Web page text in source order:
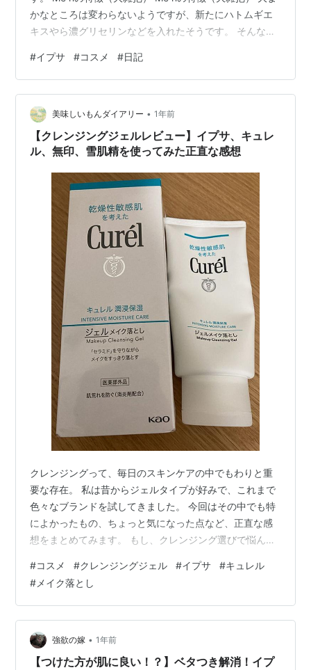
かなところは変わらないようですが、新たにハトムギエ
キスやら濃グリセリンなどを入れたそうです。 そんな説
リン系も乾燥したりニキビができたりするんですよ
ね...。 これまで色々なスキンケアを試してニキビができ
たり乾燥したりしてきてようやく辿り着いたイプサなの
で、これで使えなくなったらショックすぎる...。 何はと
もあれ3日間試してみました。 私は8.7.4番を試しまし
た。 以前のMe…
#イプサ #コスメ #日記
美味しいもんダイアリー • 1年前
【クレンジングジェルレビュー】イプサ、キュレ
ル、無印、雪肌精を使ってみた正直な感想
クレンジングって、毎日のスキンケアの中でもわりと重
要な存在。 私は昔からジェルタイプが好みで、これまで
色々なブランドを試してきました。 今回はその中でも特
によかったもの、ちょっと気になった点など、正直な感
想をまとめてみます。 もし、クレンジング選びで悩んで
に入り：キュレルのクレンジングジェル ■これまでの定
番：イプサのクレンジングジェル ■試してみたプチプラ
①：無印良品のマイルドジェルクレンジング ■試してみ
たプチプラ②：コーセー 雪肌精のクレンジングジェル
■まとめ：コスパ派ならキュレル、質感重視ならイプ
サ！ ■最近のお気に入り：キュレルの…
#コスメ #クレンジングジェル #イプサ #キュレル
# メイク落とし
強欲の嫁 • 1年前
【つけた方が肌に良い！？】ベタつき解消！イプ